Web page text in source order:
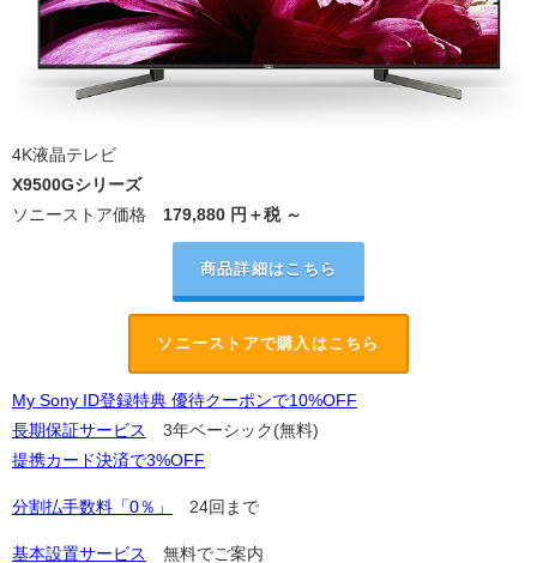
4K液晶テレビ
X9500Gシリーズ
ソニーストア価格 179,880 円＋税 ～
商品詳細はこちら
ソニーストアで購入はこちら
My Sony ID登録特典 優待クーポンで10%OFF
長期保証サービス
3年ベーシック(無料)
提携カード決済で3%OFF
分割払手数料「0％」 24回まで
基本設置サービス 無料でご案内